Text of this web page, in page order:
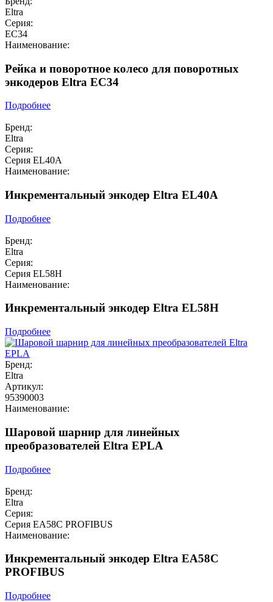
Eltra
Серия:
EC34
Наименование:
Рейка и поворотное колесо для поворотных
энкодеров Eltra EC34
Подробнее
Бренд:
Eltra
Серия:
Серия EL40A
Наименование:
Инкрементальный энкодер Eltra EL40A
Подробнее
Бренд:
Eltra
Серия:
Серия EL58H
Наименование:
Инкрементальный энкодер Eltra EL58H
Подробнее
Бренд:
Eltra
Артикул:
95390003
Наименование:
Шаровой шарнир для линейных
преобразователей Eltra EPLA
Подробнее
Бренд:
Eltra
Серия:
Серия EA58C PROFIBUS
Наименование:
Инкрементальный энкодер Eltra EA58C
PROFIBUS
Подробнее